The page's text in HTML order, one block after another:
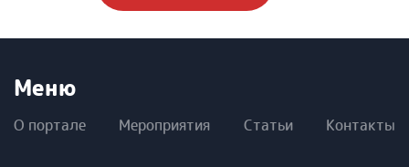
Меню
О портале Мероприятия Статьи Контакты